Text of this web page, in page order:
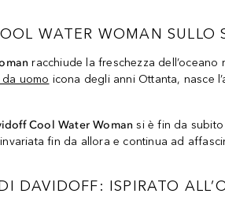
WATER WOMAN SULLO
racchiude la freschezza
uomo icona degli anni Ottanta, nasce
Cool Water Woman si è fin da subito
fin da allora e continua ad
DAVIDOFF: ISPIRATO